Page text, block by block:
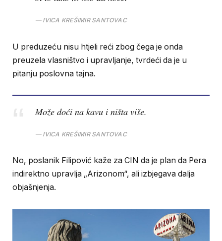
IVICA KREŠIMIR SANTOVAC
U preduzeću nisu htjeli reći zbog čega je onda
preuzela vlasništvo i upravljanje, tvrdeći da je u
pitanju poslovna tajna.
Može doći na kavu i ništa više.
IVICA KREŠIMIR SANTOVAC
No, poslanik Filipović kaže za CIN da je plan da Pera
indirektno upravlja „Arizonom“, ali izbjegava dalja
objašnjenja.